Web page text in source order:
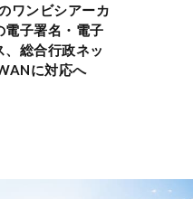
ワンビシアーカ
電子署名・電子
総合行政ネッ
に対応へ